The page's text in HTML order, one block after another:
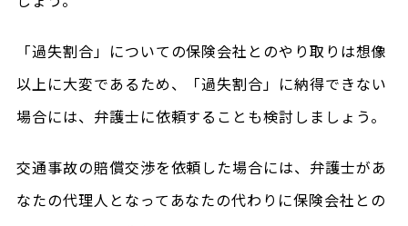
「過失割合」についての保険会社とのやり取りは想像
以上に大変であるため、「過失割合」に納得できない
場合には、弁護士に依頼することも検討しましょう。
交通事故の賠償交渉を依頼した場合には、弁護士があ
なたの代理人となってあなたの代わりに保険会社との